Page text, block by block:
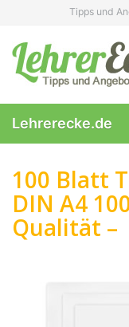
content
Tipps und
Lehrerecke.de
100 Blatt
DIN A4
Qualität –